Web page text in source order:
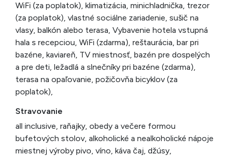
WiFi (za poplatok), klimatizácia, minichladnička, trezor
(za poplatok), vlastné sociálne zariadenie, sušič na
vlasy, balkón alebo terasa, Vybavenie hotela vstupná
hala s recepciou, WiFi (zdarma), reštaurácia, bar pri
bazéne, kaviareň, TV miestnosť, bazén pre dospelých
a pre deti, ležadlá a slnečníky pri bazéne (zdarma),
terasa na opaľovanie, požičovňa bicyklov (za
poplatok),
Stravovanie
all inclusive, raňajky, obedy a večere formou
bufetových stolov, alkoholické a nealkoholické nápoje
miestnej výroby pivo, víno, káva čaj, džúsy,